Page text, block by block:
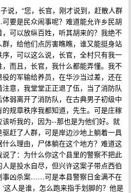
说，“您，长官，刚才说到，赶散人群
是民众闹事呢？难道能允许乡民胡
可以放纵百姓，听其胡来的？我绝不
，给他们点厉害瞧瞧，谁又能挺身站
，可以这么说，长官，全村只有我一
而且，长官，我什么都能弄懂。我不
的军输给养员，在华沙当过差，还在
意，我堂堂正正退了伍，当了消防队
弱离开了消防队，在古典男子初级中
规章秩序我都知道，先生。可是庄稼
听我的，因为--那也是为他们好。就
赶了人群，可是岸边沙地上躺着一具
么理由，尸体躺在这个地方？难道这
了：为什么你这个县里的警察不把此
是投水自尽，但兴许这案子带点西伯
事凶杀案……可是本县警察日金满不在
这人是谁，怎么跑来指手划脚的？他是